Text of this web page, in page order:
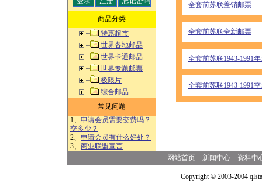
商品分类
特惠超市
世界各地邮品
世界卡通邮品
世界专题邮票
极限片
综合邮品
常见问题
1、 申请会员需要交费吗？
交多少？
2、 申请会员有什么好处？
3、 商业联盟宣言
全套前苏联盖销邮票
全套前苏联全新邮票
全套前苏联1943-1991
全套前苏联1943-1991
网站首页 新闻中心 资料中
Copyright © 2003-2004